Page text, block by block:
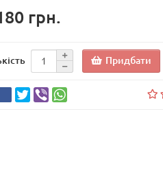
грн.
Придбати